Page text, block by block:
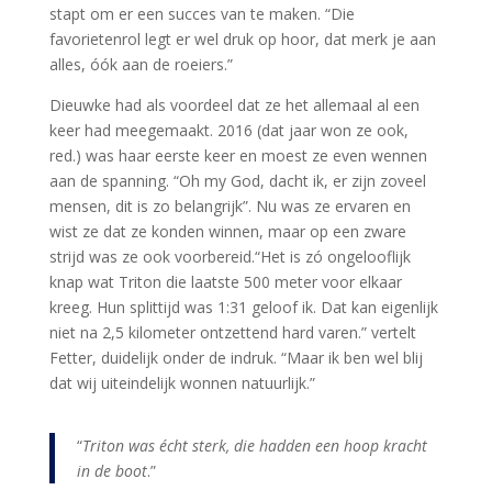
stapt om er een succes van te maken. “Die
favorietenrol legt er wel druk op hoor, dat merk je aan
alles, óók aan de roeiers.”
Dieuwke had als voordeel dat ze het allemaal al een
keer had meegemaakt. 2016 (dat jaar won ze ook,
red.) was haar eerste keer en moest ze even wennen
aan de spanning. “Oh my God, dacht ik, er zijn zoveel
mensen, dit is zo belangrijk”. Nu was ze ervaren en
wist ze dat ze konden winnen, maar op een zware
strijd was ze ook voorbereid.“Het is zó ongelooflijk
knap wat Triton die laatste 500 meter voor elkaar
kreeg. Hun splittijd was 1:31 geloof ik. Dat kan eigenlijk
niet na 2,5 kilometer ontzettend hard varen.” vertelt
Fetter, duidelijk onder de indruk. “Maar ik ben wel blij
dat wij uiteindelijk wonnen natuurlijk.”
“Triton was écht sterk, die hadden een hoop kracht
in de boot.”